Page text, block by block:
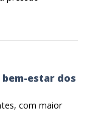
bem-estar dos
com maior